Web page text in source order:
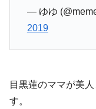
— ゆゆ
2019
目黒蓮のママが美
す。